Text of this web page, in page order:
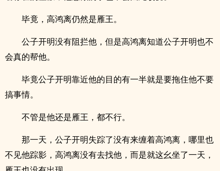
毕竟，高鸿离仍然是雁王。
公子开明没有阻拦他，但是高鸿离知道公子开明也不
会真的帮他。
毕竟公子开明靠近他的目的有一半就是要拖住他不要
搞事情。
不管是他还是雁王，都不行。
那一天，公子开明失踪了没有来缠着高鸿离，哪里也
不见他踪影，高鸿离没有去找他，而是就这幺坐了一天，